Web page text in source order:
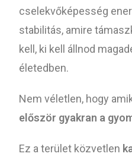
cselekvőképesség
stabilitás, amire
kell, ki kell állnod
életedben.
Nem véletlen, hogy
először gyakran a
Ez a terület közvetlen